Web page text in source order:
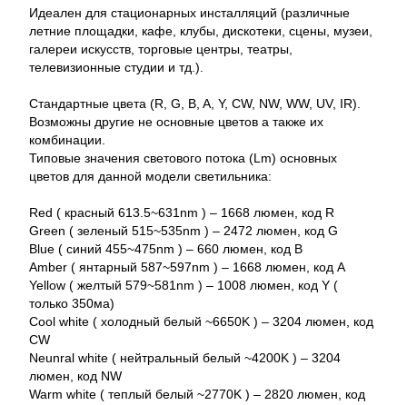
Идеален для стационарных инсталляций (различные
летние площадки, кафе, клубы, дискотеки, сцены, музеи,
галереи искусств, торговые центры, театры,
телевизионные студии и тд.).
Стандартные цвета (R, G, B, A, Y, CW, NW, WW, UV, IR).
Возможны другие не основные цветов а также их
комбинации.
Типовые значения светового потока (Lm) основных
цветов для данной модели светильника:
Red ( красный 613.5~631nm ) – 1668 люмен, код R
Green ( зеленый 515~535nm ) – 2472 люмен, код G
Blue ( синий 455~475nm ) – 660 люмен, код B
Amber ( янтарный 587~597nm ) – 1668 люмен, код A
Yellow ( желтый 579~581nm ) – 1008 люмен, код Y (
только 350ма)
Cool white ( холодный белый ~6650K ) – 3204 люмен, код
CW
Neunral white ( нейтральный белый ~4200K ) – 3204
люмен, код NW
Warm white ( теплый белый ~2770K ) – 2820 люмен, код